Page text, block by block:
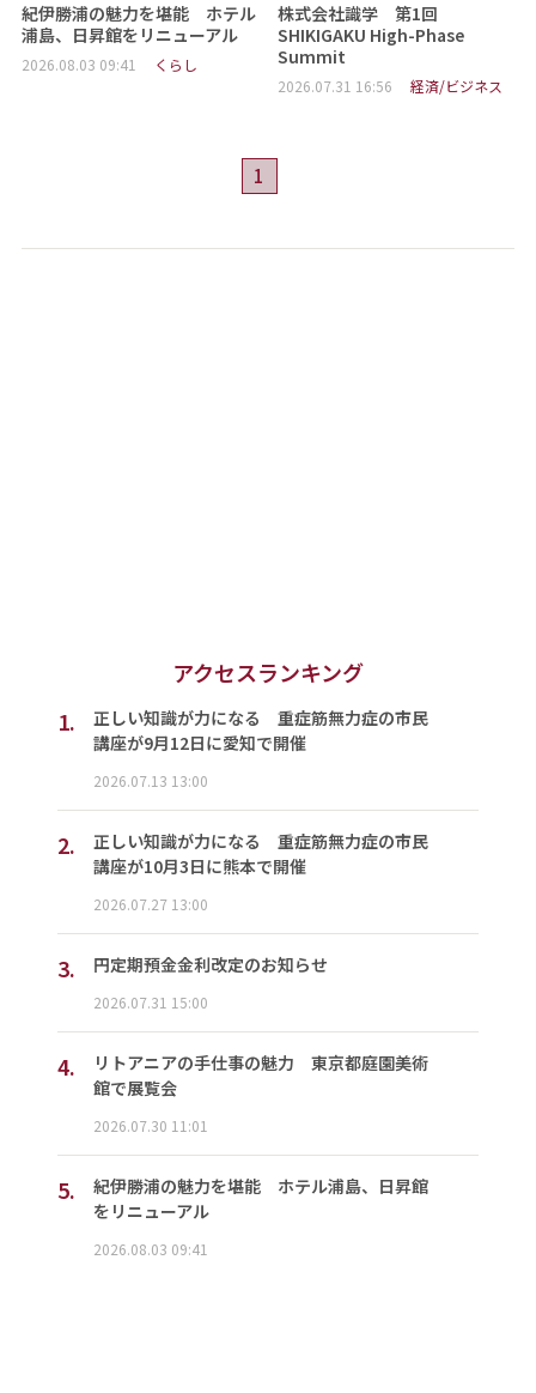
紀伊勝浦の魅力を堪能 ホテル
浦島、日昇館をリニューアル
2026.08.03 09:41 くらし
株式会社識学 第1回
SHIKIGAKU High-Phase
Summit
2026.07.31 16:56 経済/ビジネス
1
アクセスランキング
1.
正しい知識が力になる 重症筋無力症の市民
講座が9月12日に愛知で開催
2026.07.13 13:00
2.
正しい知識が力になる 重症筋無力症の市民
講座が10月3日に熊本で開催
2026.07.27 13:00
3. 円定期預金金利改定のお知らせ
2026.07.31 15:00
4.
リトアニアの手仕事の魅力 東京都庭園美術
館で展覧会
2026.07.30 11:01
5.
紀伊勝浦の魅力を堪能 ホテル浦島、日昇館
をリニューアル
2026.08.03 09:41